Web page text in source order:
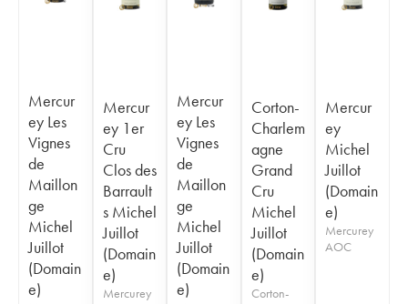
Mercur
ey Les
Vignes
de
Maillon
ge
Michel
Juillot
(Domain
e)
Mercur
ey 1er
Cru
Clos des
Barrault
s Michel
Juillot
(Domain
e)
Mercurey
Mercur
ey Les
Vignes
de
Maillon
ge
Michel
Juillot
(Domain
e)
Corton-
Charlem
agne
Grand
Cru
Michel
Juillot
(Domain
e)
Corton-
Mercur
ey
Michel
Juillot
(Domain
e)
Mercurey
AOC